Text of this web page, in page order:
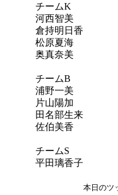
チームK
河西智美
倉持明日香
松原夏海
奥真奈美
チームB
浦野一美
片山陽加
田名部生来
佐伯美香
チームS
平田璃香子
本日のツ